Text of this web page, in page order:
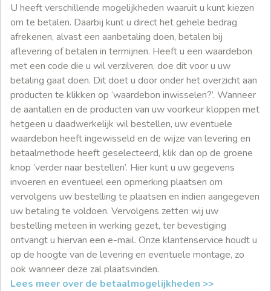
U heeft verschillende mogelijkheden waaruit u kunt kiezen
om te betalen. Daarbij kunt u direct het gehele bedrag
afrekenen, alvast een aanbetaling doen, betalen bij
aflevering of betalen in termijnen. Heeft u een waardebon
met een code die u wil verzilveren, doe dit voor u uw
betaling gaat doen. Dit doet u door onder het overzicht aan
producten te klikken op ‘waardebon inwisselen?’. Wanneer
de aantallen en de producten van uw voorkeur kloppen met
hetgeen u daadwerkelijk wil bestellen, uw eventuele
waardebon heeft ingewisseld en de wijze van levering en
betaalmethode heeft geselecteerd, klik dan op de groene
knop ‘verder naar bestellen’. Hier kunt u uw gegevens
invoeren en eventueel een opmerking plaatsen om
vervolgens uw bestelling te plaatsen en indien aangegeven
uw betaling te voldoen. Vervolgens zetten wij uw
bestelling meteen in werking gezet, ter bevestiging
ontvangt u hiervan een e-mail. Onze klantenservice houdt u
op de hoogte van de levering en eventuele montage, zo
ook wanneer deze zal plaatsvinden.
Lees meer over de betaalmogelijkheden >>